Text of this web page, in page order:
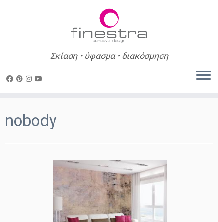
content
Σκίαση • ύφασμα • διακόσμηση
nobody